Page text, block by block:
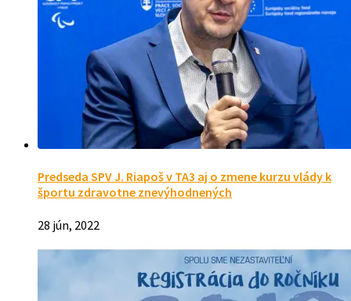
Predseda SPV J. Riapoš v TA3 aj o zmene kurzu vlády k
športu zdravotne znevýhodnených
28 jún, 2022